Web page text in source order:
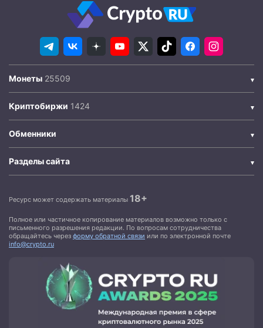
Монеты
Криптобиржи
Обменники
Разделы сайта
Ресурс может содержать материалы 18+
Полное или частичное копирование материалов возможно только с
письменного разрешения редакции. По вопросам сотрудничества
обращайтесь через форму обратной связи или по электронной почте
info@crypto.ru